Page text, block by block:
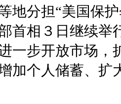
地分担“美国保
首相３日继续举
一步开放市场，
加个人储蓄、扩